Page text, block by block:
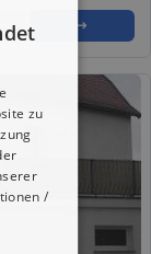
➜
zu
/